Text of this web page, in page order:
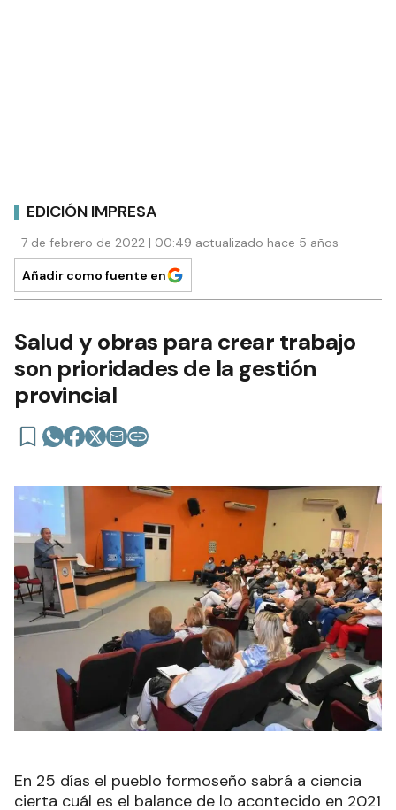
EDICIÓN IMPRESA
7 de febrero de 2022 | 00:49 actualizado hace 5 años
Añadir como fuente en
Salud y obras para crear trabajo
son prioridades de la gestión
provincial
En 25 días el pueblo formoseño sabrá a ciencia
cierta cuál es el balance de lo acontecido en 2021